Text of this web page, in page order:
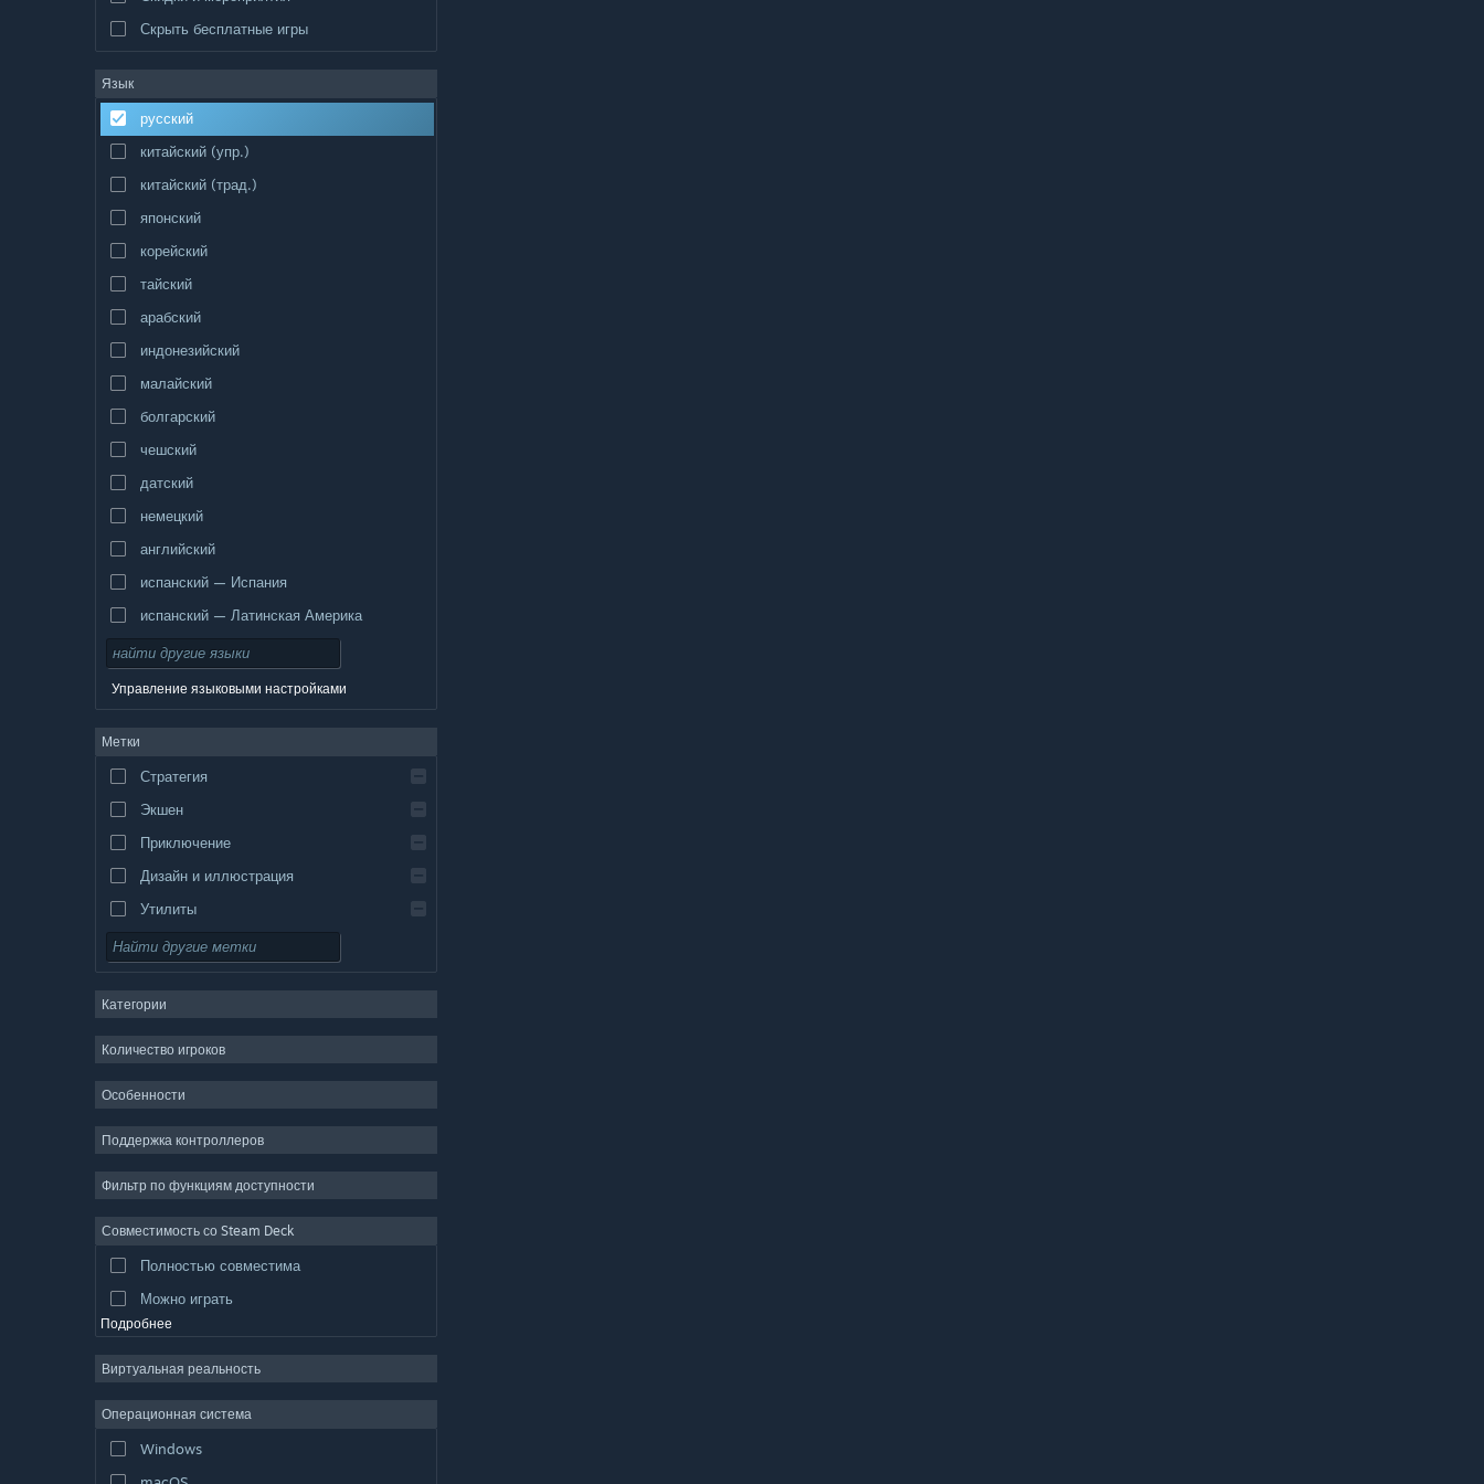
Скрыть бесплатные игры
Язык
русский
китайский (упр.)
китайский (трад.)
японский
корейский
тайский
арабский
индонезийский
малайский
болгарский
чешский
датский
немецкий
английский
испанский — Испания
испанский — Латинская Америка
Управление языковыми настройками
Метки
Стратегия
Экшен
Приключение
Дизайн и иллюстрация
Утилиты
Бесплатная игра
ММО
Симулятор
Видеопродакшн
Обработка фото
Категории
Количество игроков
Особенности
Поддержка контроллеров
Фильтр по функциям доступности
Совместимость со Steam Deck
Полностью совместима
Можно играть
Подробнее
Виртуальная реальность
Операционная система
Windows